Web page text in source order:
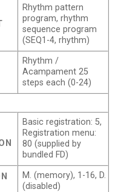
Rhythm pattern
program, rhythm
sequence program
(SEQ1-4, rhythm)
Rhythm /
Acampament 25
steps each (0-24)
Basic registration: 5,
Registration menu:
80 (supplied by
bundled FD)
M. (memory), 1-16, D.
(disabled)